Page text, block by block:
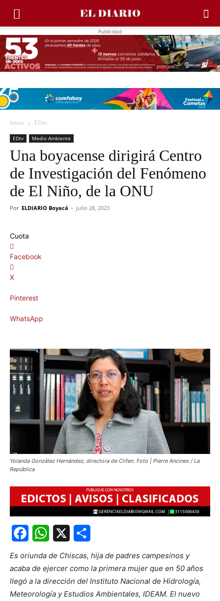
Publicidad
Inicio EDtv
EDtv Medio Ambiente
Una boyacense dirigirá Centro
de Investigación del Fenómeno
de El Niño, de la ONU
Por ELDIARIO Boyacá - julio 28, 2023
Cuota
Facebook
X
Pinterest
WhatsApp
Yolanda González Hernández, directora de Ciifen. Foto | Pierre Ancines / La
República
Es oriunda de Chiscas, hija de padres campesinos y
acaba de ejercer como la primera mujer que en 50 años
llegó a la dirección del Instituto Nacional de Hidrología,
Meteorología y Estudios Ambientales, IDEAM. El nuevo